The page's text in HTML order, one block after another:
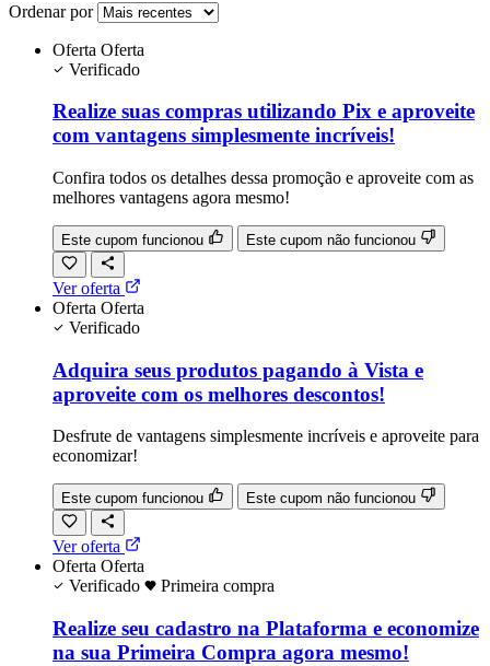
Ordenar por
Oferta Oferta
Verificado
Realize suas compras utilizando Pix e aproveite
com vantagens simplesmente incríveis!
Confira todos os detalhes dessa promoção e aproveite com as
melhores vantagens agora mesmo!
Este cupom funcionou Este cupom não funcionou
Ver oferta
Oferta Oferta
Verificado
Adquira seus produtos pagando à Vista e
aproveite com os melhores descontos!
Desfrute de vantagens simplesmente incríveis e aproveite para
economizar!
Este cupom funcionou Este cupom não funcionou
Ver oferta
Oferta Oferta
Verificado
Primeira compra
Realize seu cadastro na Plataforma e economize
na sua Primeira Compra agora mesmo!